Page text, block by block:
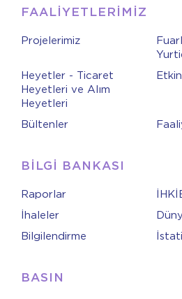
FAALİYETLERİMİZ
Projelerimiz
Heyetler - Ticaret
Heyetleri ve Alım
Heyetleri
Bültenler
BİLGİ BANKASI
Raporlar
İhaleler
Bilgilendirme
BASIN